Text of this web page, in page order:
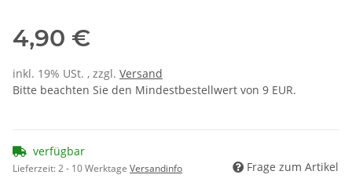
4,90 €
inkl. 19% USt. , zzgl. Versand
Bitte beachten Sie den Mindestbestellwert von 9 EUR.
verfügbar
Lieferzeit:2 - 10 Werktage Versandinfo Frage zum Artikel